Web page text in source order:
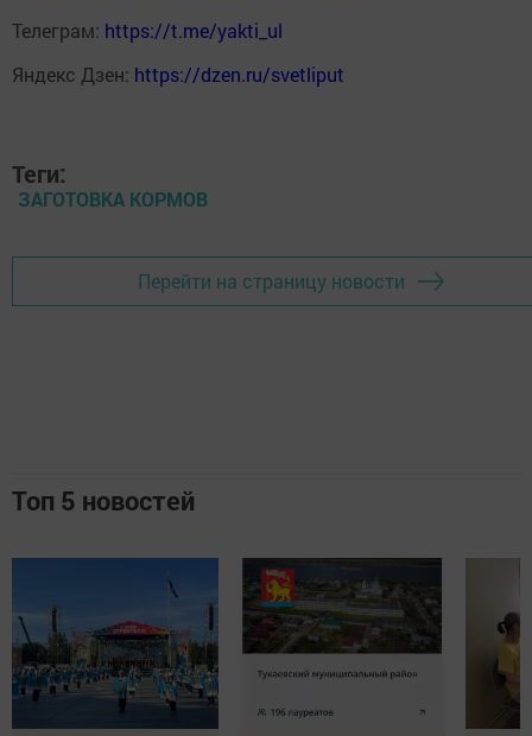
Телеграм: https://t.me/yakti_ul
Яндекс Дзен: https://dzen.ru/svetliput
Теги:
ЗАГОТОВКА КОРМОВ
Перейти на страницу новости
Топ 5 новостей